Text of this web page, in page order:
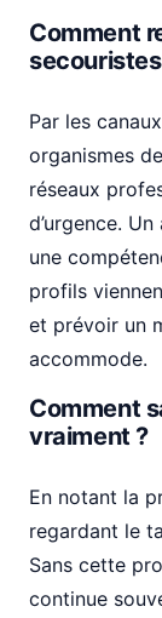
Comment
Par les
organismes
réseaux
d’urgence.
une
profils
et prévoir un
accommode.
Comment
vraiment ?
En notant la
regardant le
Sans cette
continue